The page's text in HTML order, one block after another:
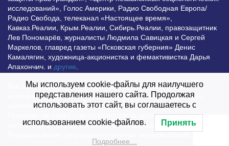
исследований», Голос Америки, Радио Свободная Европа/
Радио Свобода, телеканал «Настоящее время»,
Кавказ.Реалии, Крым.Реалии, Сибирь.Реалии, правозащитник
Лев Пономарёв, журналисты Людмила Савицкая и Сергей
Маркелов, главред газеты «Псковская губерния» Денис
Камалягин, художница-акционистка и фемактивистка Дарья
Апахончич. и другие
Все права защищены и охраняются законом. Любое
использование материалов сайта допустимо при условии
наличия активной гиперссылки на Vesti.UZ.
Редакция не несет ответственности за достоверность
информации, опубликованной в рекламных объявлениях.
Мы используем cookie-файлы для наилучшего
представления нашего сайта. Продолжая
использовать этот сайт, вы соглашаетесь с
использованием cookie-файлов. Принять
Подробнее…